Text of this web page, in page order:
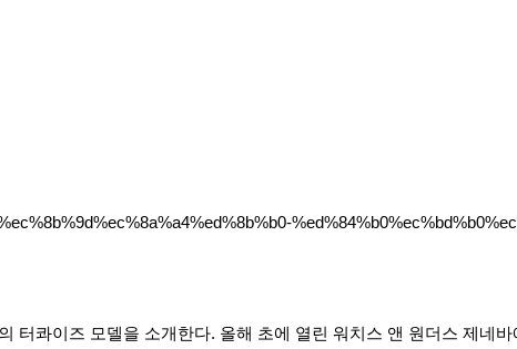
터콰이즈 모델을 소개한다. 올해 초에 열린 워치스 앤 원더스 제네